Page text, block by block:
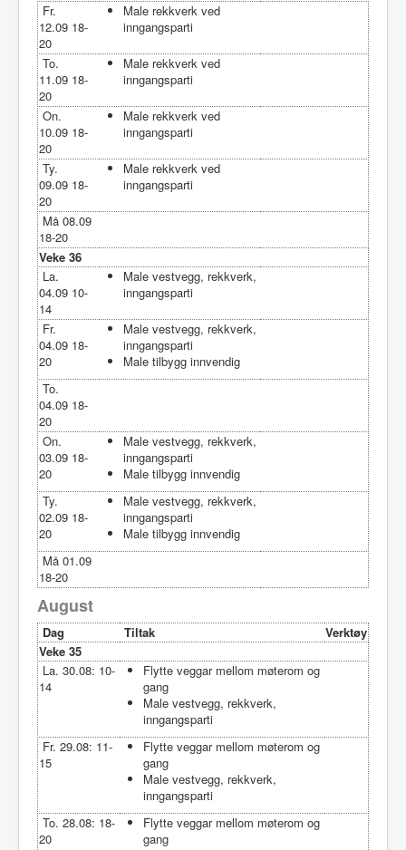
Fr.
12.09 18-
20
Male rekkverk ved
inngangsparti
To.
11.09 18-
20
Male rekkverk ved
inngangsparti
On.
10.09 18-
20
Male rekkverk ved
inngangsparti
Ty.
09.09 18-
20
Male rekkverk ved
inngangsparti
Må 08.09
18-20
Veke 36
La.
04.09 10-
14
Male vestvegg, rekkverk,
inngangsparti
Fr.
04.09 18-
20
Male vestvegg, rekkverk,
inngangsparti
Male tilbygg innvendig
To.
04.09 18-
20
On.
03.09 18-
20
Male vestvegg, rekkverk,
inngangsparti
Male tilbygg innvendig
Ty.
02.09 18-
20
Male vestvegg, rekkverk,
inngangsparti
Male tilbygg innvendig
Må 01.09
18-20
August
Dag Tiltak
Verktøy
Veke 35
La. 30.08: 10-
14
Flytte veggar mellom møterom og
gang
Male vestvegg, rekkverk,
inngangsparti
Fr. 29.08: 11-
15
Flytte veggar mellom møterom og
gang
Male vestvegg, rekkverk,
inngangsparti
To. 28.08: 18-
20
Flytte veggar mellom møterom og
gang